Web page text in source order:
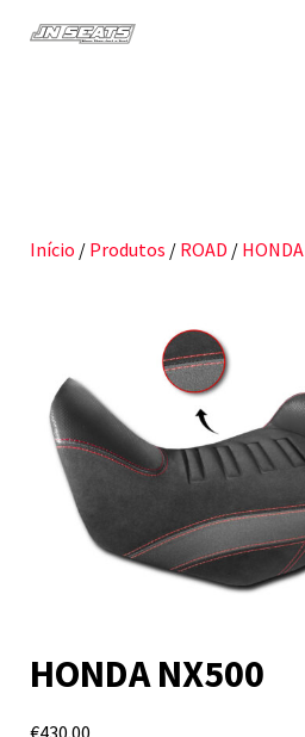
Início / Produtos / ROAD / HONDA
HONDA NX500
€430.00